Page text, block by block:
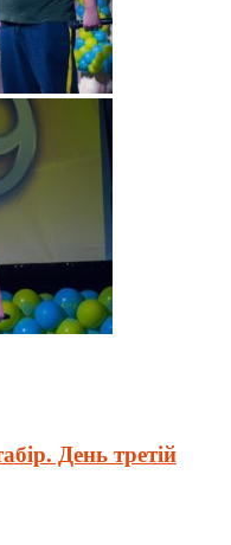
День третій